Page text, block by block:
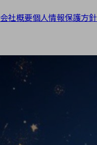
会社概要個人情報保護方針